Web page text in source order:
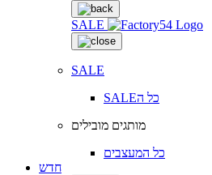
SALE
SALE
SALEכל ה
מותגים מובילים
כל המעצבים
חדש